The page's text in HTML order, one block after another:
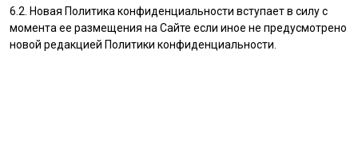
6.2. Новая Политика конфиденциальности вступает в силу с
момента ее размещения на Сайте если иное не предусмотрено
новой редакцией Политики конфиденциальности.